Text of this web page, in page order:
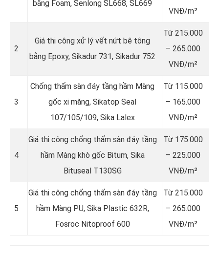
bằng Foam, Senlong SL668, SL669
VNĐ/m²
2
Giá thi công xử lý vết nứt bê tông
bằng Epoxy, Sikadur 731, Sikadur 752
Từ 215.000
– 265.000
VNĐ/m²
3
Chống thấm sàn đáy tầng hầm Màng
gốc xi măng, Sikatop Seal
107/105/109, Sika Lalex
Từ 115.000
– 165.000
VNĐ/m²
4
Giá thi công chống thấm sàn đáy tầng
hầm Màng khò gốc Bitum, Sika
Bituseal T130SG
Từ 175.000
– 225.000
VNĐ/m²
5
Giá thi công chống thấm sàn đáy tầng
hầm Màng PU, Sika Plastic 632R,
Fosroc Nitoproof 600
Từ 215.000
– 265.000
VNĐ/m²